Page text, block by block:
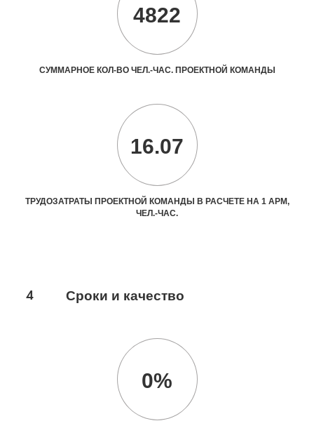
4822
СУММАРНОЕ КОЛ-ВО ЧЕЛ.-ЧАС. ПРОЕКТНОЙ КОМАНДЫ
16.07
ТРУДОЗАТРАТЫ ПРОЕКТНОЙ КОМАНДЫ В РАСЧЕТЕ НА 1 АРМ,
ЧЕЛ.-ЧАС.
4 Сроки и качество
0%